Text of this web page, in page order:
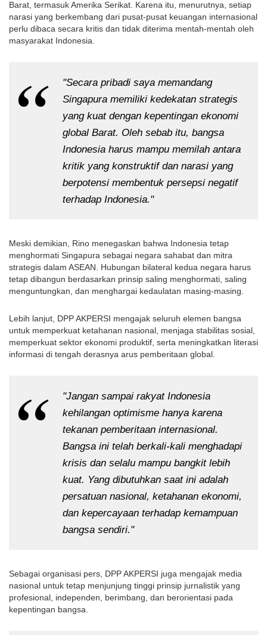
Barat, termasuk Amerika Serikat. Karena itu, menurutnya, setiap
narasi yang berkembang dari pusat-pusat keuangan internasional
perlu dibaca secara kritis dan tidak diterima mentah-mentah oleh
masyarakat Indonesia.
"Secara pribadi saya memandang
Singapura memiliki kedekatan strategis
yang kuat dengan kepentingan ekonomi
global Barat. Oleh sebab itu, bangsa
Indonesia harus mampu memilah antara
kritik yang konstruktif dan narasi yang
berpotensi membentuk persepsi negatif
terhadap Indonesia."
Meski demikian, Rino menegaskan bahwa Indonesia tetap
menghormati Singapura sebagai negara sahabat dan mitra
strategis dalam ASEAN. Hubungan bilateral kedua negara harus
tetap dibangun berdasarkan prinsip saling menghormati, saling
menguntungkan, dan menghargai kedaulatan masing-masing.
Lebih lanjut, DPP AKPERSI mengajak seluruh elemen bangsa
untuk memperkuat ketahanan nasional, menjaga stabilitas sosial,
memperkuat sektor ekonomi produktif, serta meningkatkan literasi
informasi di tengah derasnya arus pemberitaan global.
"Jangan sampai rakyat Indonesia
kehilangan optimisme hanya karena
tekanan pemberitaan internasional.
Bangsa ini telah berkali-kali menghadapi
krisis dan selalu mampu bangkit lebih
kuat. Yang dibutuhkan saat ini adalah
persatuan nasional, ketahanan ekonomi,
dan kepercayaan terhadap kemampuan
bangsa sendiri."
Sebagai organisasi pers, DPP AKPERSI juga mengajak media
nasional untuk tetap menjunjung tinggi prinsip jurnalistik yang
profesional, independen, berimbang, dan berorientasi pada
kepentingan bangsa.